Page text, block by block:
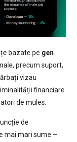
bazate pe gen
precum suport,
vizau
financiare
de mules.
de
mai mari sume –